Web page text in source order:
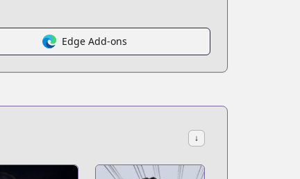
manhua/
Edge Add-ons
↓